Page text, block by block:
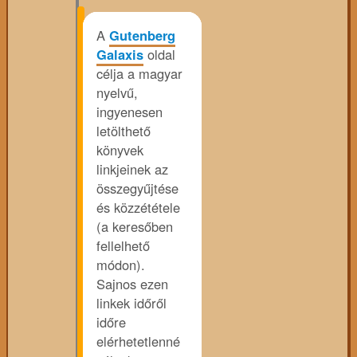
A Gutenberg
Galaxis oldal
célja a magyar
nyelvű,
ingyenesen
letölthető
könyvek
linkjeinek az
összegyűjtése
és közzététele
(a keresőben
fellelhető
módon).
Sajnos ezen
linkek időről
időre
elérhetetlenné